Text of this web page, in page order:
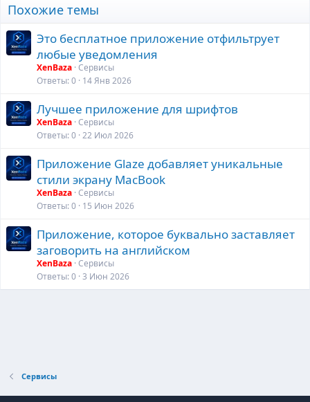
Похожие темы
Это бесплатное приложение отфильтрует
любые уведомления
XenBaza Сервисы
Ответы 0 14 Янв 2026
Лучшее приложение для шрифтов
XenBaza Сервисы
Ответы 0 22 Июл 2026
Приложение Glaze добавляет уникальные
стили экрану MacBook
XenBaza Сервисы
Ответы 0 15 Июн 2026
Приложение, которое буквально заставляет
заговорить на английском
XenBaza Сервисы
Ответы 0 3 Июн 2026
Сервисы